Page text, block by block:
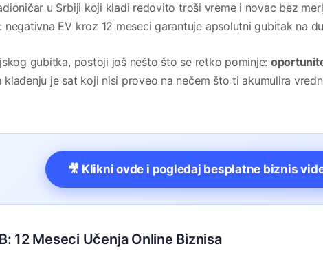
u Srbiji koji kladi redovito troši vreme i novac bez
negativna EV kroz 12 meseci garantuje apsolutni gubitak na
gubitka, postoji još nešto što se retko pominje:
klađenju je sat koji nisi proveo na nečem što ti akumulira
🎥 Klikni ovde i pogledaj besplatne biznis
12 Meseci Učenja Online Biznisa